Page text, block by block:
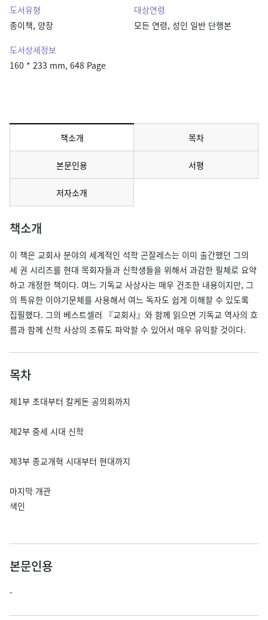
도서유형
종이책, 양장
대상연령
모든 연령, 성인 일반 단행본
도서상세정보
160 * 233 mm, 648 Page
책소개메뉴 선택됨 목차
본문인용 서평
저자소개
책소개
이 책은 교회사 분야의 세계적인 석학 곤잘레스는 이미 출간했던 그의
세 권 시리즈를 현대 목회자들과 신학생들을 위해서 과감한 필체로 요약
하고 개정한 책이다. 여느 기독교 사상사는 매우 건조한 내용이지만, 그
의 특유한 이야기문체를 사용해서 여느 독자도 쉽게 이해할 수 있도록
집필했다. 그의 베스트셀러 『교회사』와 함께 읽으면 기독교 역사의 흐
름과 함께 신학 사상의 조류도 파악할 수 있어서 매우 유익할 것이다.
목차
제1부 초대부터 칼케돈 공의회까지
제2부 중세 시대 신학
제3부 종교개혁 시대부터 현대까지
마지막 개관
색인
본문인용
-